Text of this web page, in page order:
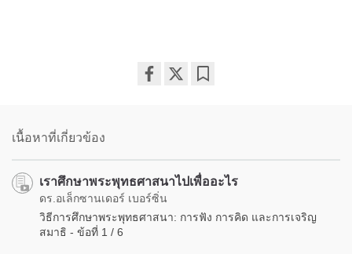
เนื้อหาที่เกี่ยวข้อง
เราศึกษาพระพุทธศาสนาไปเพื่ออะไร
ดร.อเล็กซานเดอร์ เบอร์ซิ่น
วิธีการศึกษาพระพุทธศาสนา: การฟัง การคิด และการเจริญ
สมาธิ - ข้อที่ 1 / 6